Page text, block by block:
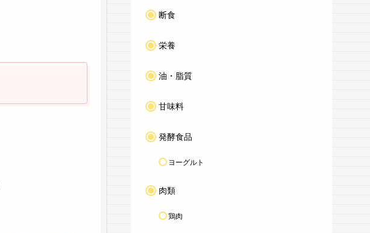
断食
栄養
油・脂質
甘味料
発酵食品
ヨーグルト
肉類
鶏肉